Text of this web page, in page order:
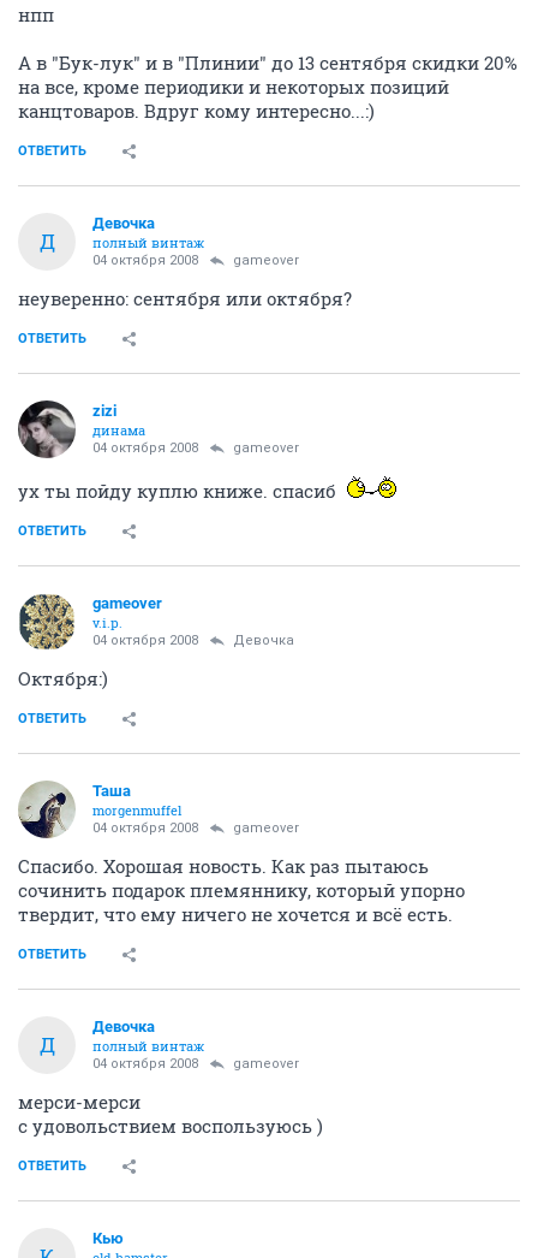
нпп
А в "Бук-лук" и в "Плинии" до 13 сентября скидки 20%
на все, кроме периодики и некоторых позиций
канцтоваров. Вдруг кому интересно...:)
ОТВЕТИТЬ
Д
Девочка
полный винтаж
04 октября 2008 gameover
неуверенно: сентября или октября?
ОТВЕТИТЬ
zizi
динама
04 октября 2008 gameover
ух ты пойду куплю книже. спасиб
ОТВЕТИТЬ
gameover
v.i.p.
04 октября 2008 Девочка
Октября:)
ОТВЕТИТЬ
Таша
morgenmuffel
04 октября 2008 gameover
Спасибо. Хорошая новость. Как раз пытаюсь
сочинить подарок племяннику, который упорно
твердит, что ему ничего не хочется и всё есть.
ОТВЕТИТЬ
Д
Девочка
полный винтаж
04 октября 2008 gameover
мерси-мерси
с удовольствием воспользуюсь )
ОТВЕТИТЬ
Кью